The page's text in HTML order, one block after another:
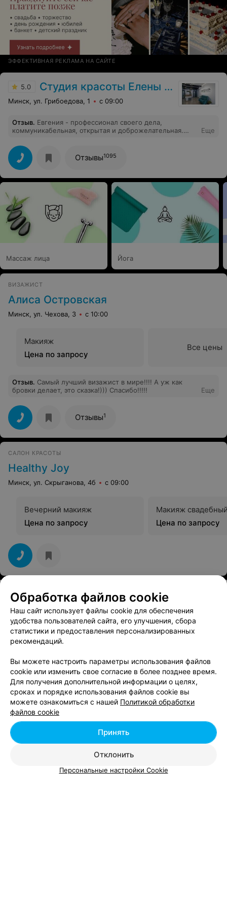
ЭФФЕКТИВНАЯ РЕКЛАМА НА САЙТЕ
5.0 Студия красоты Елены Езерской
Минск, ул. Грибоедова, 1 с 09:00
Отзыв. Евгения - профессионал своего дела,
коммуникабельная, открытая и доброжелательная.
макияж, а еще приятней теперь ходить с красивым
результатом. Делала в студии у нее перманентный
макияж бровей и межреснички. Осталась очень
довольна!
Еще
Отзывы1095
Массаж лица Йога
ВИЗАЖИСТ
Алиса Островская
Минск, ул. Чехова, 3 с 10:00
Макияж
Цена по запросу
Все цены
Отзыв. Самый лучший визажист в мире!!!! А уж как
бровки делает, это сказка!))) Спасибо!!!!!
Еще
Отзывы1
САЛОН КРАСОТЫ
Healthy Joy
Минск, ул. Скрыганова, 4б с 09:00
Вечерний макияж
Цена по запросу
Макияж
Цена по запросу
Смотрите также
Свадебный макияж возле метро Молодежная в
Минске
Ламинирование ресниц возле метро
Молодежная в Минске
Окрашивание ресниц возле метро Молодежная в
Обработка файлов cookie
Наш сайт использует файлы cookie для обеспечения
удобства пользователей сайта, его улучшения, сбора
статистики и предоставления персонализированных
рекомендаций.
Вы можете настроить параметры использования файлов
cookie или изменить свое согласие в более позднее время.
Для получения дополнительной информации о целях,
сроках и порядке использования файлов cookie вы
можете ознакомиться с нашей Политикой обработки
файлов cookie
Отклонить
Принять
Персональные настройки Cookie